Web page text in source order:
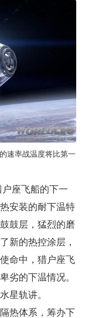
速率战温度将比第一
座飞船的下一
安装的耐下温特
鼓层，猛烈的磨
新的热控涂层，
命中，猎户座飞
劣的下温情况。
星轨讲。
热体系，筹办下